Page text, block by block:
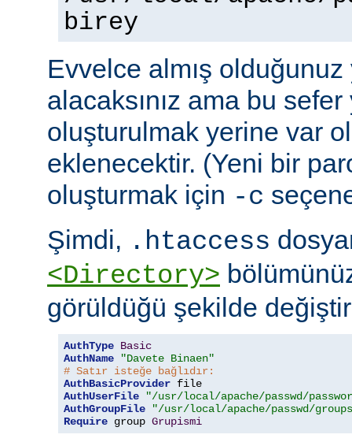
birey
Evvelce almış olduğunuz
alacaksınız ama bu
oluşturulmak yerine var
eklenecektir. (Yeni bir
oluşturmak için -c
Şimdi, .htaccess
<Directory>
görüldüğü şekilde
AuthType Basic
AuthName
"Davete Binaen"
# Satır isteğe bağlıdır:
AuthBasicProvider
AuthUserFile
"/usr/local/apache/passwd/
AuthGroupFile
"/usr/local/apache/passwd/
Require group Grupismi